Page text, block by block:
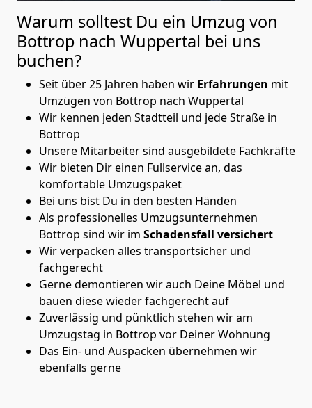
Warum solltest Du ein Umzug von
Bottrop nach Wuppertal bei uns
buchen?
Seit über 25 Jahren haben wir Erfahrungen mit
Umzügen von Bottrop nach Wuppertal
Wir kennen jeden Stadtteil und jede Straße in
Bottrop
Unsere Mitarbeiter sind ausgebildete Fachkräfte
Wir bieten Dir einen Fullservice an, das
komfortable Umzugspaket
Bei uns bist Du in den besten Händen
Als professionelles Umzugsunternehmen
Bottrop sind wir im Schadensfall versichert
Wir verpacken alles transportsicher und
fachgerecht
Gerne demontieren wir auch Deine Möbel und
bauen diese wieder fachgerecht auf
Zuverlässig und pünktlich stehen wir am
Umzugstag in Bottrop vor Deiner Wohnung
Das Ein- und Auspacken übernehmen wir
ebenfalls gerne